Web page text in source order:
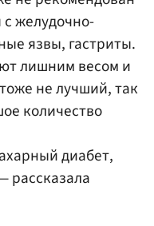
желудочно-
язвы, гастриты.
лишним весом и
не лучший, так
количество
диабет,
рассказала